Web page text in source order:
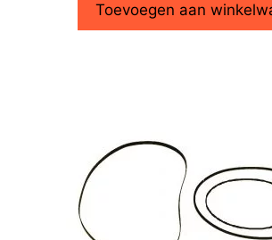
Toevoegen aan